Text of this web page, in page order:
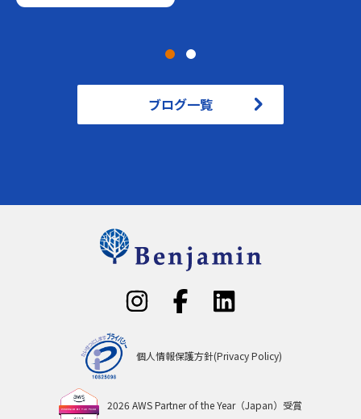
ブログ一覧
個人情報保護方針(Privacy Policy)
2026 AWS Partner of the Year（Japan）受賞